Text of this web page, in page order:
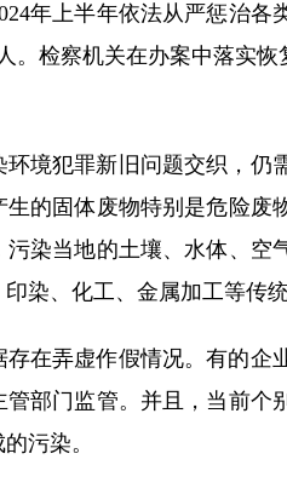
年上半年依法从严惩治各
。检察机关在办案中落实
犯罪新旧问题交织，仍
的固体废物特别是危险
染当地的土壤、水体、
染、化工、金属加工等传
弄虚作假情况。有的企
部门监管。并且，当前
污染。